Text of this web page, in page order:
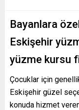
Bayanlara
Eskişehir
yüzme kursu
Çocuklar için
Eskişehir güzel
konuda hizmet